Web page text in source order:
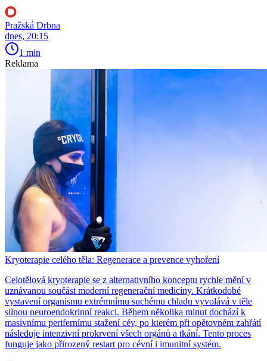
Pražská Drbna
dnes, 20:15
1 min
Reklama
Kryoterapie celého těla: Regenerace a prevence vyhoření
Celotělová kryoterapie se z alternativního konceptu rychle mění v
uznávanou součást moderní regenerační medicíny. Krátkodobé
vystavení organismu extrémnímu suchému chladu vyvolává v těle
silnou neuroendokrinní reakci. Během několika minut dochází k
masivnímu perifernímu stažení cév, po kterém při opětovném zahřátí
následuje intenzivní prokrvení všech orgánů a tkání. Tento proces
funguje jako přirozený restart pro cévní i imunitní systém.